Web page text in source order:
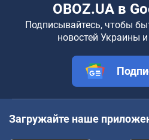
OBOZ.UA в
Подписывайтесь, чтобы
новостей Украины
Загружайте наше